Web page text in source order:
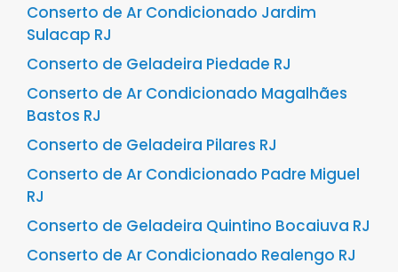
Conserto de Ar Condicionado Jardim
Sulacap RJ
Conserto de Geladeira Piedade RJ
Conserto de Ar Condicionado Magalhães
Bastos RJ
Conserto de Geladeira Pilares RJ
Conserto de Ar Condicionado Padre Miguel
RJ
Conserto de Geladeira Quintino Bocaiuva RJ
Conserto de Ar Condicionado Realengo RJ